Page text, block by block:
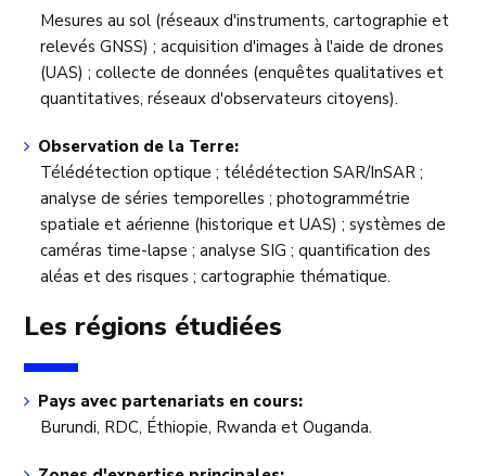
Mesures au sol (réseaux d'instruments, cartographie et
relevés GNSS) ; acquisition d'images à l'aide de drones
(UAS) ; collecte de données (enquêtes qualitatives et
quantitatives, réseaux d'observateurs citoyens).
Observation de la Terre:
Télédétection optique ; télédétection SAR/InSAR ;
analyse de séries temporelles ; photogrammétrie
spatiale et aérienne (historique et UAS) ; systèmes de
caméras time-lapse ; analyse SIG ; quantification des
aléas et des risques ; cartographie thématique.
Les régions étudiées
Pays avec partenariats en cours:
Burundi, RDC, Éthiopie, Rwanda et Ouganda.